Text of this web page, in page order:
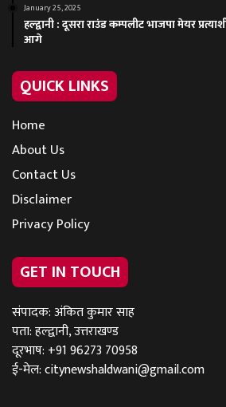
January 25, 2025
हल्द्वानी : दूसरा राउंड कम्पलीट भाजपा मेयर
आगे
QUICK LINKS
Home
About Us
Contact Us
Disclaimer
Privacy Policy
GET IN TOUCH
संपादक: अंकित कुमार साह
पता: हल्द्वानी, उत्तराखण्ड
दूरभाष: +91 96273 70958
ई-मेल:citynewshaldwani@gmail.com